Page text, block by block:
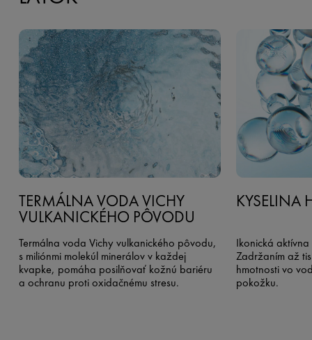
TERMÁLNA VODA VICHY
VULKANICKÉHO PÔVODU
Termálna voda Vichy vulkanického pôvodu,
s miliónmi molekúl minerálov v každej
kvapke, pomáha posilňovať kožnú bariéru
a ochranu proti oxidačnému stresu.
KYSELINA
Ikonická
Zadržaním až
hmotnosti vo
pokožku.